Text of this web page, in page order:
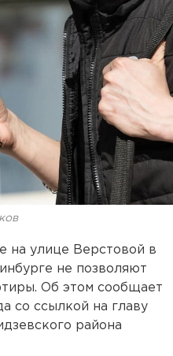
на улице Верстовой в
не позволяют
Об этом сообщает
со ссылкой на главу
района